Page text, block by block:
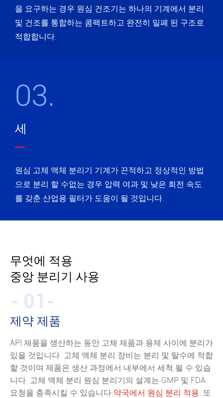
을 요구하는 경우 원심 건조기는 하나의 기계에서 분리
및 건조를 통합하는 콤팩트하고 완전히 밀폐 된 구조로
적합합니다.
03.
세
원심 고체 액체 분리기 기계가 끈적하고 정상적인 방법
으로 분리 할 수없는 경우 압력 여과 및 낮은 회전 속도
를 갖춘 산업용 필터가 도움이 될 것입니다.
무엇에 적용
중앙 분리기 사용
- 01-
제약 제품
API 제품을 생산하는 동안 고체 제품과 용제 사이에 분리가
있을 것입니다. 고체 액체 분리 장비는 분리 및 탈수에 적합
할 것이며 제품은 생산 과정에서 내부에서 세척 될 수 있습
니다. 고체 액체 분리 원심 분리기의 설계는 GMP 및 FDA
요청을 충족시킬 수 있습니다. 약국에서 원심 분리 적용 . 또